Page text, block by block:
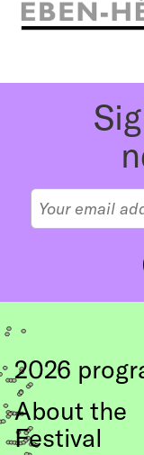
2026
About the
Festival